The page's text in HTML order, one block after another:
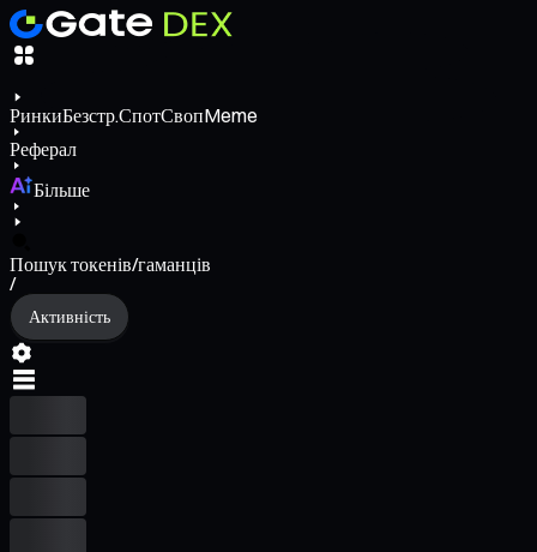
РинкиБезстр.СпотСвопMeme
Реферал
Більше
Пошук токенів/гаманців
/
Активність